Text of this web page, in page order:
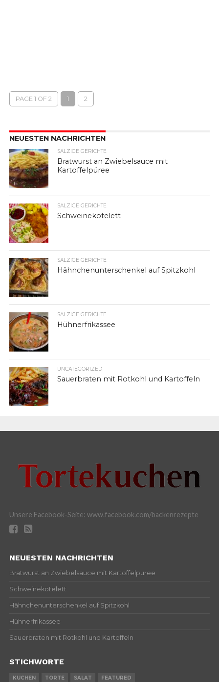
PAGE 1 OF 2 1 2
NEUESTEN NACHRICHTEN
SALZIGE GERICHTE
Bratwurst an Zwiebelsauce mit
Kartoffelpüree
SALZIGE GERICHTE
Schweinekotelett
SALZIGE GERICHTE
Hähnchenunterschenkel auf Spitzkohl
SALZIGE GERICHTE
Hühnerfrikassee
UNCATEGORIZED
Sauerbraten mit Rotkohl und Kartoffeln
Unsere Facebook-Seite: www.facebook.com/backenrezepte
NEUESTEN NACHRICHTEN
Bratwurst an Zwiebelsauce mit Kartoffelpüree
Schweinekotelett
Hähnchenunterschenkel auf Spitzkohl
Hühnerfrikassee
Sauerbraten mit Rotkohl und Kartoffeln
STICHWORTE
KUCHEN TORTE SALAT FEATURED